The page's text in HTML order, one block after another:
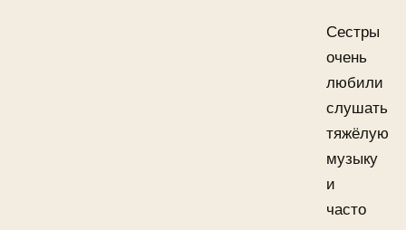
Сестры
очень
любили
слушать
тяжёлую
музыку
и
часто